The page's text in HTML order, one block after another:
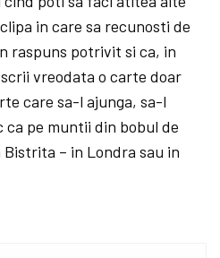
in care sa recunosti de
raspuns potrivit si ca, in
vreodata o carte doar
care sa-l ajunga, sa-l
ca pe muntii din bobul de
– in Londra sau in